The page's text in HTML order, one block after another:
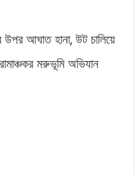
আঘাত হানা, উট চালিয়ে
মরুভূমি অভিযান